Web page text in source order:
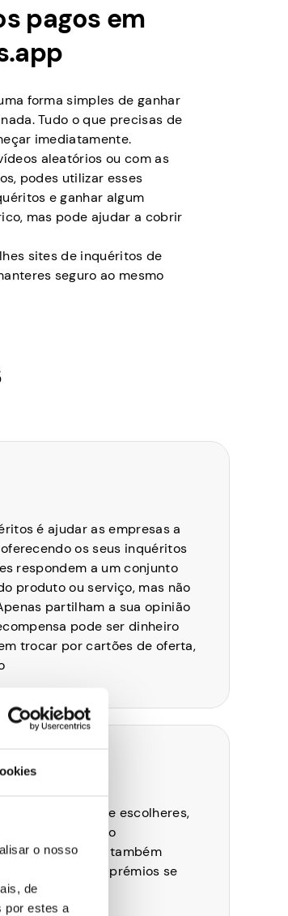
o nosso
de
por estes a
pagos em
forma simples de ganhar
Tudo o que precisas de
imediatamente.
aleatórios ou com as
podes utilizar esses
e ganhar algum
mas pode ajudar a cobrir
sites de inquéritos de
seguro ao mesmo
é ajudar as empresas a
os seus inquéritos
respondem a um conjunto
produto ou serviço, mas não
partilham a sua opinião
pode ser dinheiro
trocar por cartões de oferta,
fornecedor que escolheres,
e do grupo
plataformas também
pontos ou prémios se
ou familiares